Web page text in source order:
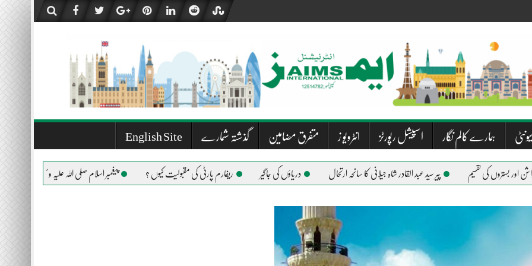
ہمارے کالم نگار اسپیشل رپورٹز انٹرویو ز متفرق مضامین گذشتہ شمارے English Site
پیر سید عبد القادر شاہ جیلانی کا سانحہ ارتحال دریاؤں کی جاگیر ریفارم پارٹی کی مقبولیت کیوں ؟ پیغمبر اسلام صلی اللہ علیہ وسلم کی حیات طیبہ کے چند گوشے